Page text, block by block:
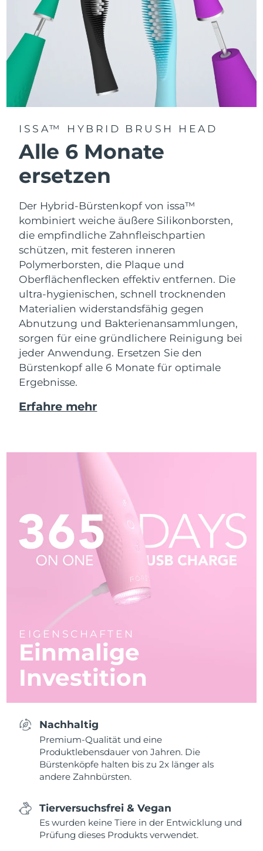
ISSA™ HYBRID BRUSH HEAD
Alle 6 Monate
ersetzen
Der Hybrid-Bürstenkopf von issa™
kombiniert weiche äußere Silikonborsten,
die empfindliche Zahnfleischpartien
schützen, mit festeren inneren
Polymerborsten, die Plaque und
Oberflächenflecken effektiv entfernen. Die
ultra-hygienischen, schnell trocknenden
Materialien widerstandsfähig gegen
Abnutzung und Bakterienansammlungen,
sorgen für eine gründlichere Reinigung bei
jeder Anwendung. Ersetzen Sie den
Bürstenkopf alle 6 Monate für optimale
Ergebnisse.
Erfahre mehr
EIGENSCHAFTEN
Einmalige
Investition
Nachhaltig
Premium-Qualität und eine
Produktlebensdauer von Jahren. Die
Bürstenköpfe halten bis zu 2x länger als
andere Zahnbürsten.
Tierversuchsfrei & Vegan
Es wurden keine Tiere in der Entwicklung und
Prüfung dieses Produkts verwendet.